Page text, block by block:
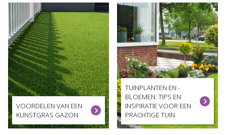
VOORDELEN VAN EEN
KUNSTGRAS GAZON
TUINPLANTEN EN -
BLOEMEN: TIPS EN
INSPIRATIE VOOR EEN
PRACHTIGE TUIN